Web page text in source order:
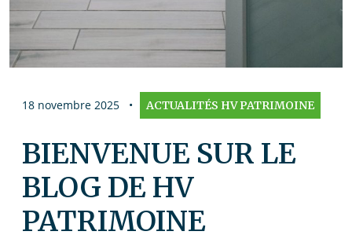
18 novembre 2025 • ACTUALITÉS HV PATRIMOINE
BIENVENUE SUR LE
BLOG DE HV
PATRIMOINE